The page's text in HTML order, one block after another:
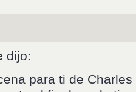
dijo:
para ti de